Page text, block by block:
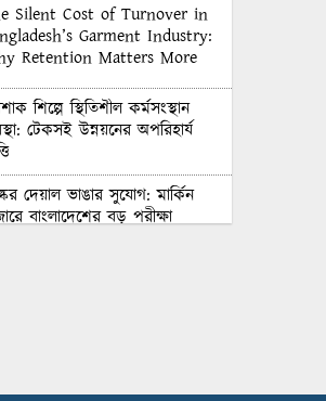
Silent Cost of Turnover in
Garment Industry:
Retention Matters More
শিল্পে স্থিতিশীল কর্মসংস্থান
টেকসই উন্নয়নের অপরিহার্য
দেয়াল ভাঙার সুযোগ: মার্কিন
বাংলাদেশের বড় পরীক্ষা
Union Bangladesh Hosts